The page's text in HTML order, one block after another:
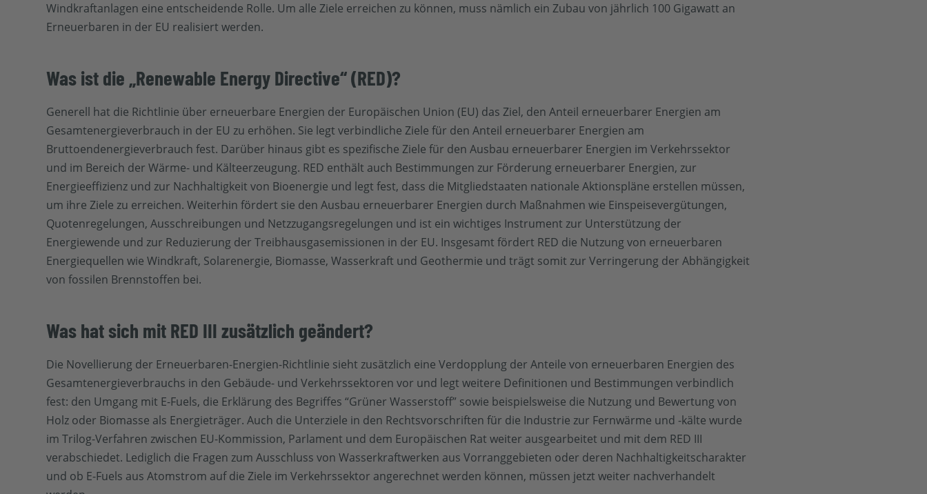
Windkraftanlagen eine entscheidende Rolle. Um alle Ziele erreichen zu können, muss nämlich ein Zubau von jährlich 100 Gigawatt an
Erneuerbaren in der EU realisiert werden.
Was ist die „Renewable Energy Directive“ (RED)?
Generell hat die Richtlinie über erneuerbare Energien der Europäischen Union (EU) das Ziel, den Anteil erneuerbarer Energien am
Gesamtenergieverbrauch in der EU zu erhöhen. Sie legt verbindliche Ziele für den Anteil erneuerbarer Energien am
Bruttoendenergieverbrauch fest. Darüber hinaus gibt es spezifische Ziele für den Ausbau erneuerbarer Energien im Verkehrssektor
und im Bereich der Wärme- und Kälteerzeugung. RED enthält auch Bestimmungen zur Förderung erneuerbarer Energien, zur
Energieeffizienz und zur Nachhaltigkeit von Bioenergie und legt fest, dass die Mitgliedstaaten nationale Aktionspläne erstellen müssen,
um ihre Ziele zu erreichen. Weiterhin fördert sie den Ausbau erneuerbarer Energien durch Maßnahmen wie Einspeisevergütungen,
Quotenregelungen, Ausschreibungen und Netzzugangsregelungen und ist ein wichtiges Instrument zur Unterstützung der
Energiewende und zur Reduzierung der Treibhausgasemissionen in der EU. Insgesamt fördert RED die Nutzung von erneuerbaren
Energiequellen wie Windkraft, Solarenergie, Biomasse, Wasserkraft und Geothermie und trägt somit zur Verringerung der Abhängigkeit
von fossilen Brennstoffen bei.
Was hat sich mit RED III zusätzlich geändert?
Die Novellierung der Erneuerbaren-Energien-Richtlinie sieht zusätzlich eine Verdopplung der Anteile von erneuerbaren Energien des
Gesamtenergieverbrauchs in den Gebäude- und Verkehrssektoren vor und legt weitere Definitionen und Bestimmungen verbindlich
fest: den Umgang mit E-Fuels, die Erklärung des Begriffes “Grüner Wasserstoff” sowie beispielsweise die Nutzung und Bewertung von
Holz oder Biomasse als Energieträger. Auch die Unterziele in den Rechtsvorschriften für die Industrie zur Fernwärme und -kälte wurde
im Trilog-Verfahren zwischen EU-Kommission, Parlament und dem Europäischen Rat weiter ausgearbeitet und mit dem RED III
verabschiedet. Lediglich die Fragen zum Ausschluss von Wasserkraftwerken aus Vorranggebieten oder deren Nachhaltigkeitscharakter
und ob E-Fuels aus Atomstrom auf die Ziele im Verkehrssektor angerechnet werden können, müssen jetzt weiter nachverhandelt